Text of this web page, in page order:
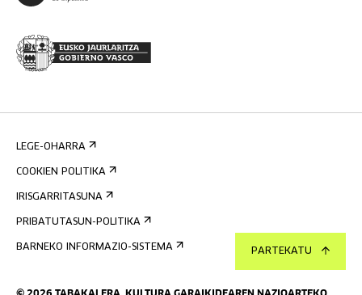
PARTEKATU
LEGE-OHARRA
COOKIEN POLITIKA
IRISGARRITASUNA
PRIBATUTASUN-POLITIKA
BARNEKO INFORMAZIO-SISTEMA